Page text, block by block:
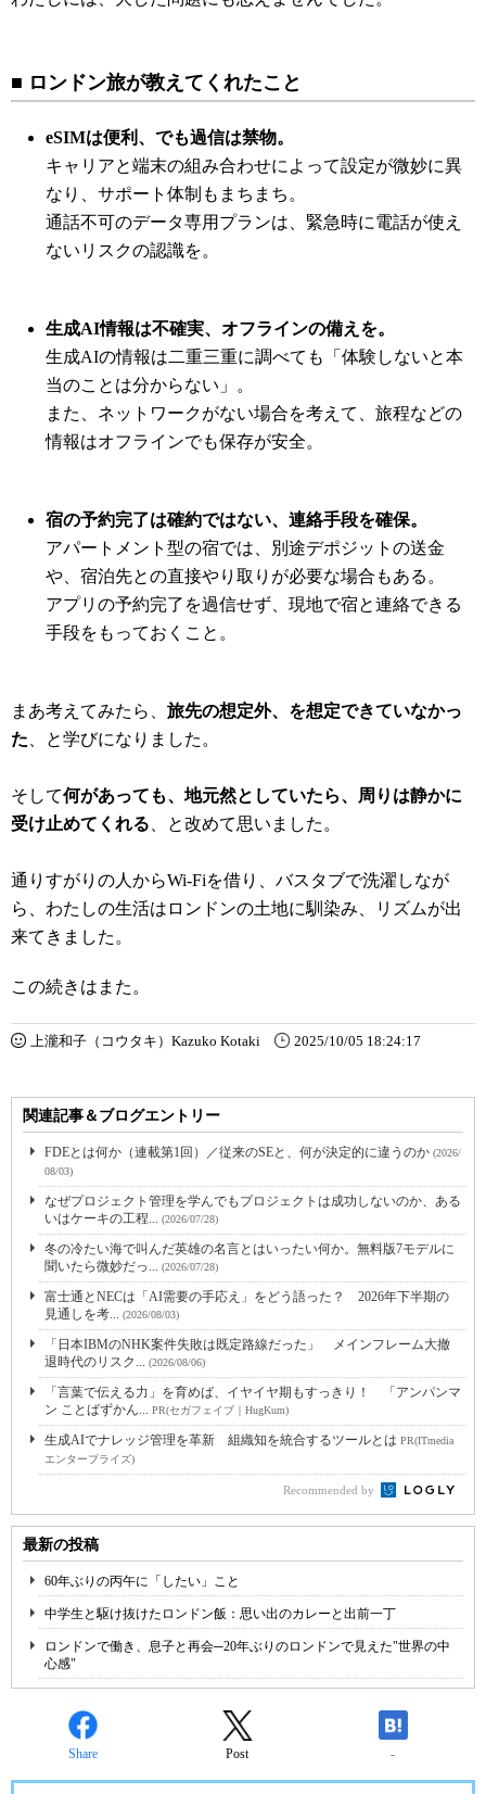
■ ロンドン旅が教えてくれたこと
eSIMは便利、でも過信は禁物。
キャリアと端末の組み合わせによって設定が微妙に異
なり、サポート体制もまちまち。
通話不可のデータ専用プランは、緊急時に電話が使え
ないリスクの認識を。
生成AI情報は不確実、オフラインの備えを。
生成AIの情報は二重三重に調べても「体験しないと本
当のことは分からない」。
また、ネットワークがない場合を考えて、旅程などの
情報はオフラインでも保存が安全。
宿の予約完了は確約ではない、連絡手段を確保。
アパートメント型の宿では、別途デポジットの送金
や、宿泊先との直接やり取りが必要な場合もある。
アプリの予約完了を過信せず、現地で宿と連絡できる
手段をもっておくこと。
まあ考えてみたら、 旅先の想定外、を想定できていなかっ
た 、と学びになりました。
そして何があっても、地元然としていたら、周りは静かに
受け止めてくれる 、と改めて思いました。
通りすがりの人からWi-Fiを借り、バスタブで洗濯しなが
ら、わたしの生活はロンドンの土地に馴染み、リズムが出
来てきました。
この続きはまた。
上瀧和子（コウタキ）Kazuko Kotaki 2025/10/05 18:24:17
関連記事＆ブログエントリー
FDEとは何か（連載第1回）／従来のSEと、何が決定的に違うのか (2026/
08/03)
なぜプロジェクト管理を学んでもプロジェクトは成功しないのか、ある
いはケーキの工程...
(2026/07/28)
冬の冷たい海で叫んだ英雄の名言とはいったい何か。無料版7モデルに
聞いたら微妙だっ...
(2026/07/28)
富士通とNECは「AI需要の手応え」をどう語った？ 2026年下半期の
見通しを考...
(2026/08/03)
「日本IBMのNHK案件失敗は既定路線だった」 メインフレーム大撤
退時代のリスク...
(2026/08/06)
「言葉で伝える力」を育めば、イヤイヤ期もすっきり！ 「アンパンマ
ン ことばずかん...
PR(セガフェイブ｜HugKum)
生成AIでナレッジ管理を革新 組織知を統合するツールとは PR(ITmedia
エンタープライズ)
Recommended by
最新の投稿
60年ぶりの丙午に「したい」こと
中学生と駆け抜けたロンドン飯：思い出のカレーと出前一丁
ロンドンで働き、息子と再会─20年ぶりのロンドンで見えた"世界の中
心感"
Share Post -